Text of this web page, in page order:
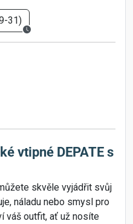
31)
vtipné DEPATE s
skvěle vyjádřit svůj
náladu nebo smysl pro
váš outfit, ať už nosíte